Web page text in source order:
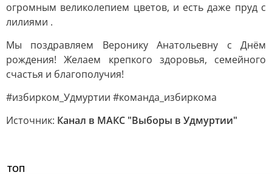
огромным великолепием цветов, и есть даже пруд с
лилиями .
Мы поздравляем Веронику Анатольевну с Днём
рождения! Желаем крепкого здоровья, семейного
счастья и благополучия!
#избирком_Удмуртии #команда_избиркома
Источник: Канал в МАКС "Выборы в Удмуртии"
ТОП